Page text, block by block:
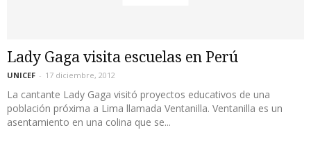
Lady Gaga visita escuelas en Perú
UNICEF - 17 diciembre, 2012
La cantante Lady Gaga visitó proyectos educativos de una
población próxima a Lima llamada Ventanilla. Ventanilla es un
asentamiento en una colina que se...